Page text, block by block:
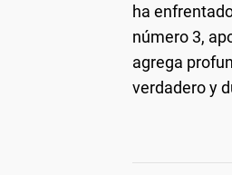
ha
número 3,
agrega
verdadero y